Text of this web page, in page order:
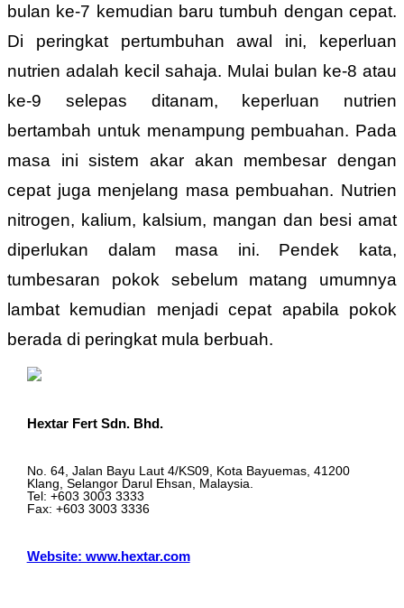
bulan ke-7 kemudian baru tumbuh dengan cepat.
Di peringkat pertumbuhan awal ini, keperluan
nutrien adalah kecil sahaja. Mulai bulan ke-8 atau
ke-9 selepas ditanam, keperluan nutrien
bertambah untuk menampung pembuahan. Pada
masa ini sistem akar akan membesar dengan
cepat juga menjelang masa pembuahan. Nutrien
nitrogen, kalium, kalsium, mangan dan besi amat
diperlukan dalam masa ini. Pendek kata,
tumbesaran pokok sebelum matang umumnya
lambat kemudian menjadi cepat apabila pokok
berada di peringkat mula berbuah.
Hextar Fert Sdn. Bhd.
No. 64, Jalan Bayu Laut 4/KS09, Kota Bayuemas, 41200
Klang, Selangor Darul Ehsan, Malaysia.
Tel: +603 3003 3333
Fax: +603 3003 3336
Website: www.hextar.com